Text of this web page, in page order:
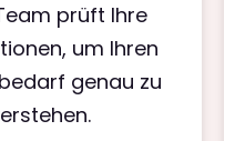
prüft Ihre
um Ihren
genau zu